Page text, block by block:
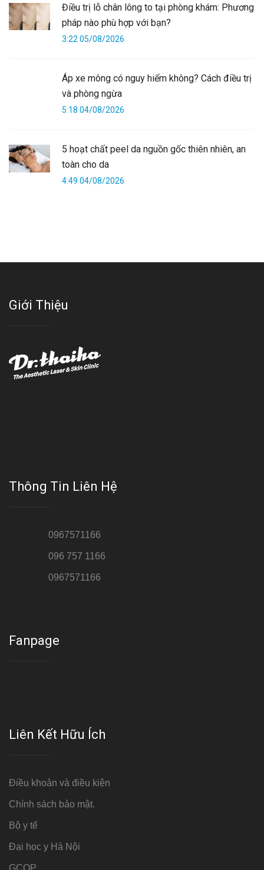
Điều trị lỗ chân lông to tại phòng khám: Phương
pháp nào phù hợp với bạn?
3:22 05/08/2026
Áp xe mông có nguy hiểm không? Cách điều trị
và phòng ngừa
5:18 04/08/2026
5 hoạt chất peel da nguồn gốc thiên nhiên, an
toàn cho da
4:49 04/08/2026
Giới Thiệu
Thông Tin Liên Hệ
0967571166
096 757 1166
0967571166
Fanpage
Liên Kết Hữu Ích
Điều khoản và điều kiện
Chính sách bảo mật.
Bộ y tế
Đại học y Hà Nội
GCOP